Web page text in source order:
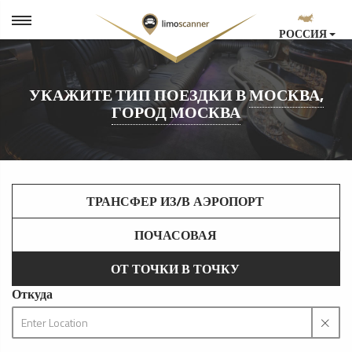
РОССИЯ
УКАЖИТЕ ТИП ПОЕЗДКИ ВМОСКВА,
ГОРОД МОСКВА
ТРАНСФЕР ИЗ/В АЭРОПОРТ
ПОЧАСОВАЯ
ОТ ТОЧКИ В ТОЧКУ
Откуда